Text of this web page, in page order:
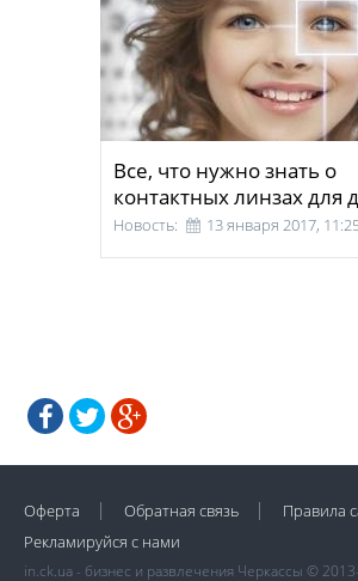
Все, что нужно знать о
контактных линзах для
Новость: 13 января 2017,
Оферта Обратная связь
Правила
Рекламируйся с нами
in.ck.ua - бизнес и развлечения Черкассы ©